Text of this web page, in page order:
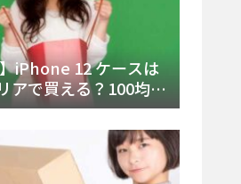
】iPhone 12 ケースは
アで買える？100均の
しない選び方を徹底